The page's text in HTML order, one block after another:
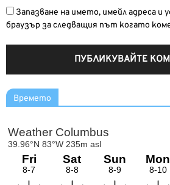
Запазване на името, имейл адреса и
браузър за следващия път когато
Времето